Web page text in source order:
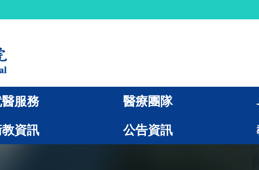
服務 醫療團隊
資訊 公告資訊